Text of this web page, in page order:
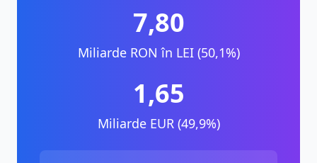
7,80
Miliarde RON în LEI (50,1%)
1,65
Miliarde EUR (49,9%)